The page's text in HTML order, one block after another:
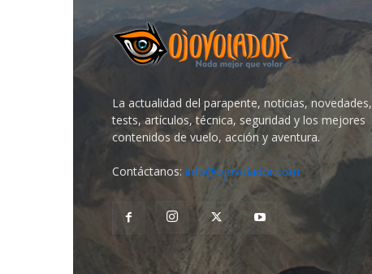
La actualidad del parapente, noticias, novedades,
tests, artículos, técnica, seguridad y los mejores
contenidos de vuelo, acción y aventura.
Contáctanos: info@ojovolador.com